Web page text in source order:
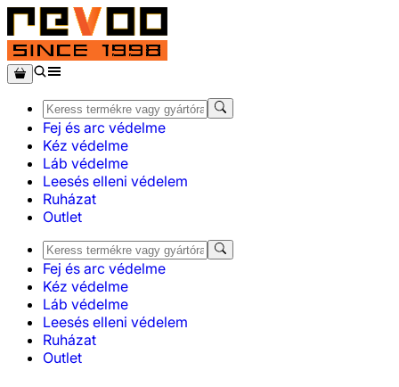
Fej és arc védelme
Kéz védelme
Láb védelme
Leesés elleni védelem
Ruházat
Outlet
Fej és arc védelme
Kéz védelme
Láb védelme
Leesés elleni védelem
Ruházat
Outlet